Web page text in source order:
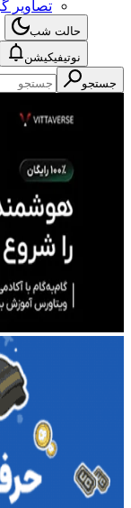
تصاویر گرافیکی